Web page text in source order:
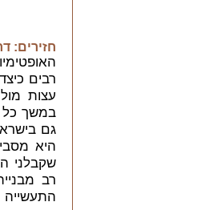
חזירים:
רבים
עצות
במשך כל
גם
היא
רב